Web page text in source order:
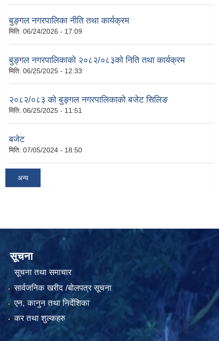
बुङ्गल नगरपालिका नीति तथा कार्यक्रम
मिति: 06/24/2026 - 17:09
बुङ्गल नगरपालिकाको २०८२/०८३को निति तथा कार्यक्रम
मिति: 06/25/2025 - 12:33
२०८२/०८३ को बुङ्गल नगरपालिकाको बजेट सिलिङ
मिति: 06/25/2025 - 11:51
बजेट
मिति: 07/05/2024 - 18:50
अन्य
सूचना
सूचना तथा समाचार
सार्वजनिक खरीद /बोलपत्र सूचना
एन, कानुन तथा निर्देशिका
कर तथा शुल्कहरु